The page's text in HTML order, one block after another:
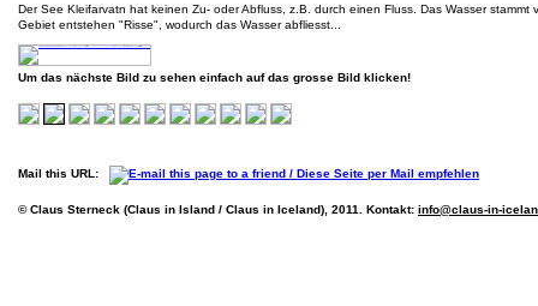
Der See Kleifarvatn hat keinen Zu- oder Abfluss, z.B. durch einen Fluss. Das Wasser
Gebiet entstehen "Risse", wodurch das Wasser abfliesst...
Um das nächste Bild zu sehen einfach auf das grosse Bild klicken!
Mail this URL:
© Claus Sterneck (Claus in Island / Claus in Iceland), 2011. Kontakt: info@claus-in-